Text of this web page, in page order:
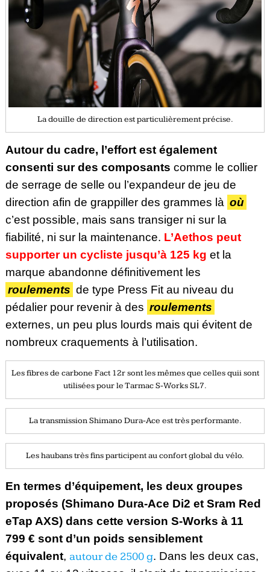
La douille de direction est particulièrement précise.
Autour du cadre, l’effort est également
consenti sur des composants comme le collier
de serrage de selle ou l’expandeur de jeu de
direction afin de grappiller des grammes là où
c’est possible, mais sans transiger ni sur la
fiabilité, ni sur la maintenance. L’Aethos peut
supporter un cycliste jusqu’à 125 kg et la
marque abandonne définitivement les
roulements de type Press Fit au niveau du
pédalier pour revenir à des roulements
externes, un peu plus lourds mais qui évitent de
nombreux craquements à l’utilisation.
Les fibres de carbone Fact 12r sont les mêmes que celles quii sont
utilisées pour le Tarmac S-Works SL7.
La transmission Shimano Dura-Ace est très performante.
Les haubans très fins participent au confort global du vélo.
En termes d’équipement, les deux groupes
proposés (Shimano Dura-Ace Di2 et Sram Red
eTap AXS) dans cette version S-Works à 11
799 € sont d’un poids sensiblement
équivalent, autour de 2500 g. Dans les deux cas,